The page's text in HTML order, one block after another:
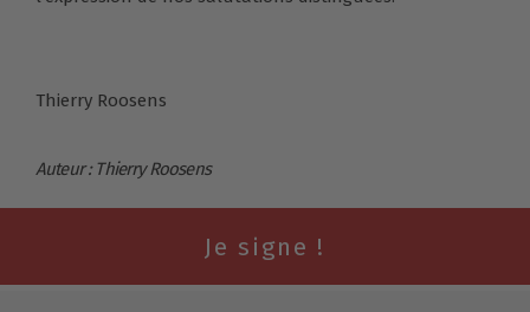
Thierry Roosens
Auteur : Thierry Roosens